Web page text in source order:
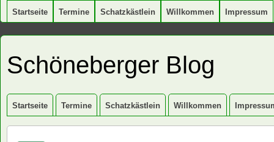
Startseite Termine Schatzkästlein Willkommen Impressum
Schöneberger Blog
Startseite Termine Schatzkästlein Willkommen